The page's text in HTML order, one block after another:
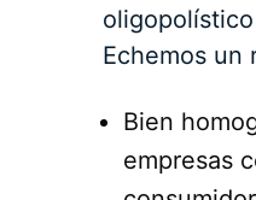
Echemos un
Bien
empresas